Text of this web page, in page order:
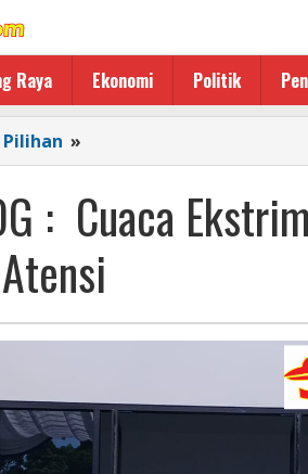
Raya Ekonomi Politik
»
BULOG
Cuaca
Ekstrim,
Kebutuhan
Logistik
Papua
jadi
: Cuaca